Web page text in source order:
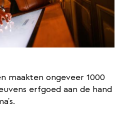
maakten ongeveer 1000
erfgoed aan de hand